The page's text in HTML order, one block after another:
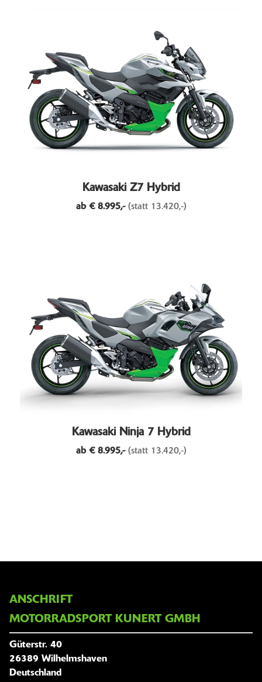
Kawasaki Z7 Hybrid
ab € 8.995,- (statt 13.420,-)
Kawasaki Ninja 7 Hybrid
ab € 8.995,- (statt 13.420,-)
ANSCHRIFT
MOTORRADSPORT KUNERT GMBH
Güterstr. 40
26389 Wilhelmshaven
Deutschland